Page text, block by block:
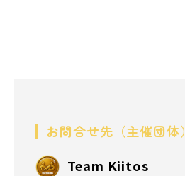
お問合せ先（主催団体）
Team Kiitos